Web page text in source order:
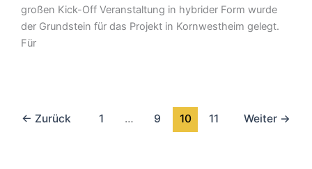
großen Kick-Off Veranstaltung in hybrider Form wurde
der Grundstein für das Projekt in Kornwestheim gelegt.
Für
← Zurück 1 … 9 10 11 Weiter →